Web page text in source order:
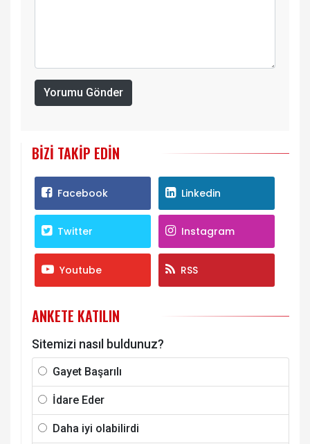
Yorumu Gönder
BIZI TAKIP EDIN
Facebook Linkedin
Twitter Instagram
Youtube RSS
ANKETE KATILIN
Sitemizi nasıl buldunuz?
Gayet Başarılı
İdare Eder
Daha iyi olabilirdi